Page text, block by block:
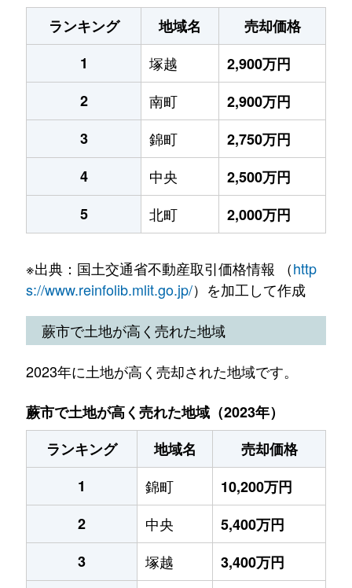
ランキング
地域名
売却価格
1
塚越
2,900万円
2
南町
2,900万円
3
錦町
2,750万円
4
中央
2,500万円
5
北町 2,000万円
※出典：国土交通省不動産取引価格情報 （http
s://www.reinfolib.mlit.go.jp/）を加工して作成
蕨市で土地が高く売れた地域
2023年に土地が高く売却された地域です。
蕨市で土地が高く売れた地域（2023年）
ランキング
地域名
売却価格
1
錦町
10,200万円
2
中央
5,400万円
3
塚越
3,400万円